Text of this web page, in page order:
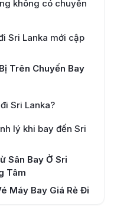
không có chuyến
Sri Lanka mới cập
Trên Chuyến Bay
Sri Lanka?
lý khi bay đến Sri
Sân Bay Ở Sri
Tâm
Máy Bay Giá Rẻ Đi